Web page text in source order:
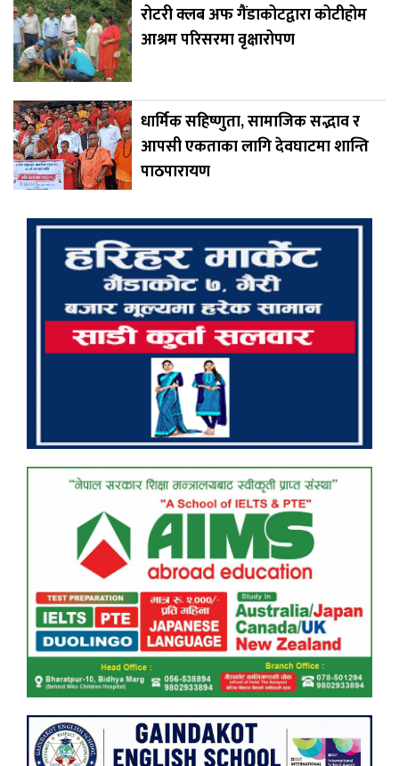
रोटरी क्लब अफ गैंडाकोटद्वारा कोटीहोम
आश्रम परिसरमा वृक्षारोपण
धार्मिक सहिष्णुता, सामाजिक सद्भाव र
आपसी एकताका लागि देवघाटमा शान्ति
पाठपारायण